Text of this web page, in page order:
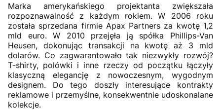
Marka amerykańskiego projektanta zwiększała
rozpoznawalność z każdym rokiem. W 2006 roku
została sprzedana firmie Apax Partners za kwotę 1,2
mld euro. W 2010 przejęła ją spółka Phillips-Van
Heusen, dokonując transakcji na kwotę aż 3 mld
dolarów. Co zagwarantowało tak niezwykły rozwój?
T-shirty, polówki i inne rzeczy od początku łączyły
klasyczną elegancję z nowoczesnym, wygodnym
designem. Do tego doszły interesujące kontrakty
reklamowe i przemyślne, konsekwentnie udoskonalane
kolekcje.